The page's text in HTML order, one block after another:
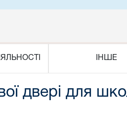
ІНШЕ
двері для